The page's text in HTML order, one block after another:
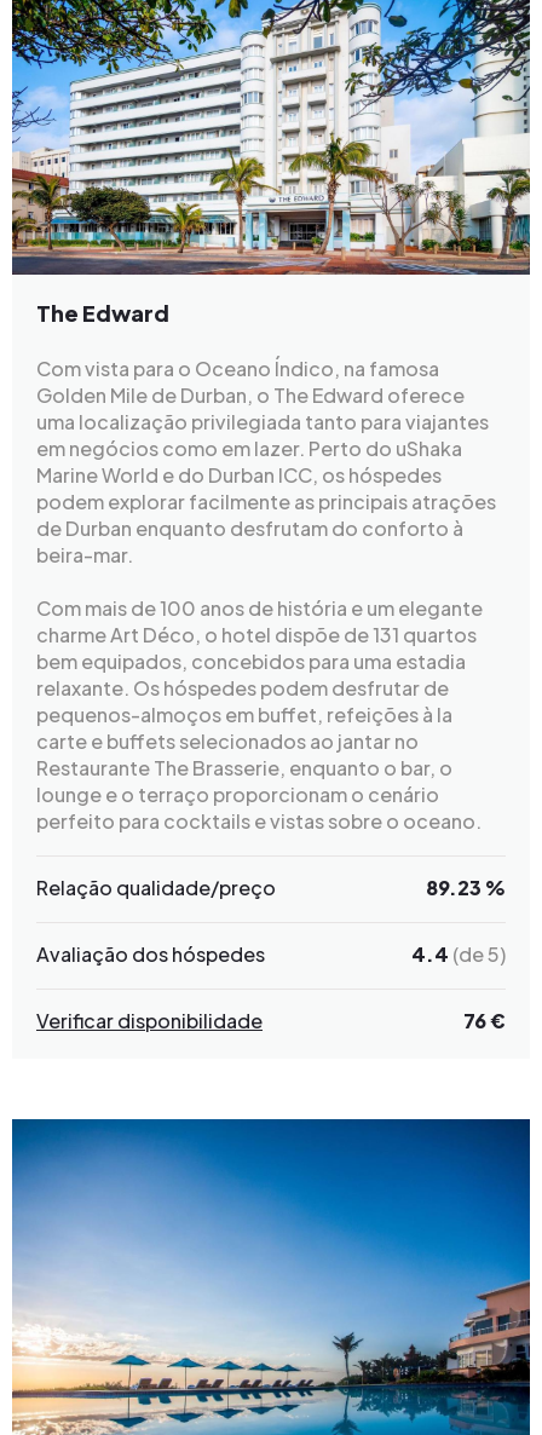
The Edward
Com vista para o Oceano Índico, na famosa
Golden Mile de Durban, o The Edward oferece
uma localização privilegiada tanto para viajantes
em negócios como em lazer. Perto do uShaka
Marine World e do Durban ICC, os hóspedes
podem explorar facilmente as principais atrações
de Durban enquanto desfrutam do conforto à
beira-mar.
Com mais de 100 anos de história e um elegante
charme Art Déco, o hotel dispõe de 131 quartos
bem equipados, concebidos para uma estadia
relaxante. Os hóspedes podem desfrutar de
pequenos-almoços em buffet, refeições à la
carte e buffets selecionados ao jantar no
Restaurante The Brasserie, enquanto o bar, o
lounge e o terraço proporcionam o cenário
perfeito para cocktails e vistas sobre o oceano.
Relação qualidade/preço 89.23 %
Avaliação dos hóspedes 4.4 (de 5)
Verificar disponibilidade 76 €